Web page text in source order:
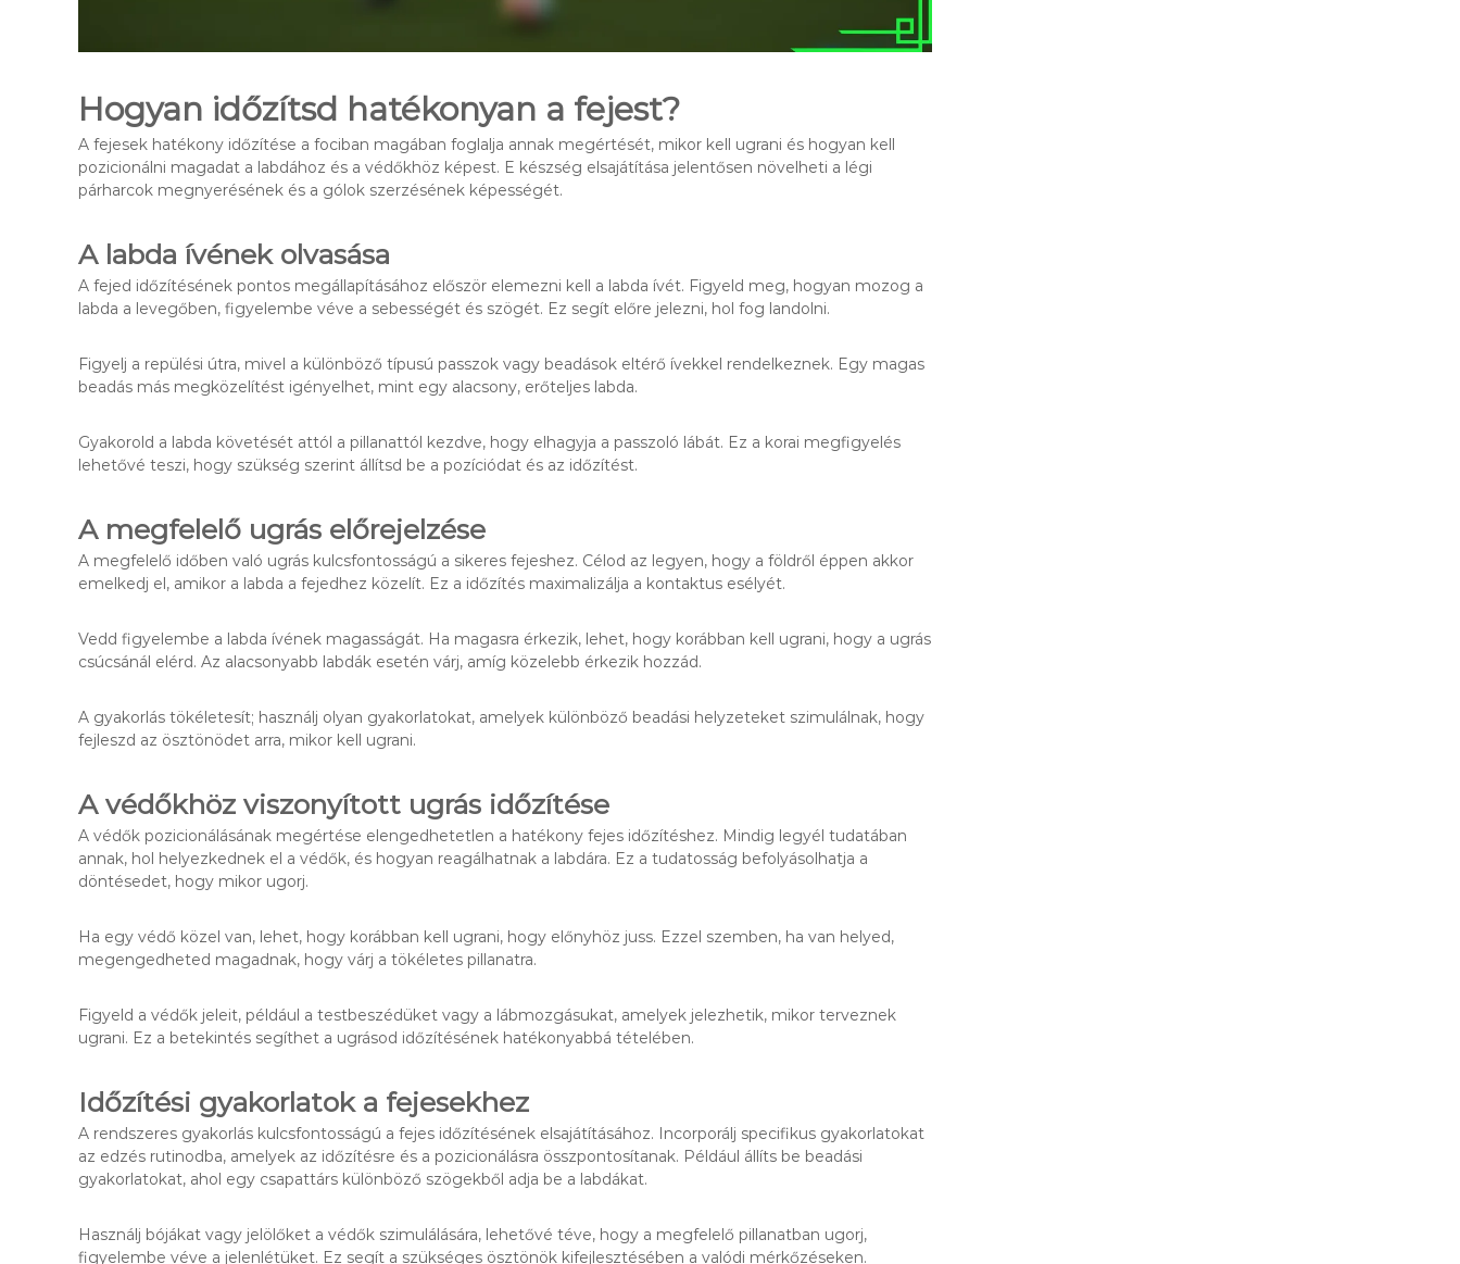
Hogyan időzítsd hatékonyan a fejest?
A fejesek hatékony időzítése a fociban magában foglalja annak megértését, mikor kell ugrani és hogyan kell
pozicionálni magadat a labdához és a védőkhöz képest. E készség elsajátítása jelentősen növelheti a légi
párharcok megnyerésének és a gólok szerzésének képességét.
A labda ívének olvasása
A fejed időzítésének pontos megállapításához először elemezni kell a labda ívét. Figyeld meg, hogyan mozog a
labda a levegőben, figyelembe véve a sebességét és szögét. Ez segít előre jelezni, hol fog landolni.
Figyelj a repülési útra, mivel a különböző típusú passzok vagy beadások eltérő ívekkel rendelkeznek. Egy magas
beadás más megközelítést igényelhet, mint egy alacsony, erőteljes labda.
Gyakorold a labda követését attól a pillanattól kezdve, hogy elhagyja a passzoló lábát. Ez a korai megfigyelés
lehetővé teszi, hogy szükség szerint állítsd be a pozíciódat és az időzítést.
A megfelelő ugrás előrejelzése
A megfelelő időben való ugrás kulcsfontosságú a sikeres fejeshez. Célod az legyen, hogy a földről éppen akkor
emelkedj el, amikor a labda a fejedhez közelít. Ez a időzítés maximalizálja a kontaktus esélyét.
Vedd figyelembe a labda ívének magasságát. Ha magasra érkezik, lehet, hogy korábban kell ugrani, hogy a ugrás
csúcsánál elérd. Az alacsonyabb labdák esetén várj, amíg közelebb érkezik hozzád.
A gyakorlás tökéletesít; használj olyan gyakorlatokat, amelyek különböző beadási helyzeteket szimulálnak, hogy
fejleszd az ösztönödet arra, mikor kell ugrani.
A védőkhöz viszonyított ugrás időzítése
A védők pozicionálásának megértése elengedhetetlen a hatékony fejes időzítéshez. Mindig legyél tudatában
annak, hol helyezkednek el a védők, és hogyan reagálhatnak a labdára. Ez a tudatosság befolyásolhatja a
döntésedet, hogy mikor ugorj.
Ha egy védő közel van, lehet, hogy korábban kell ugrani, hogy előnyhöz juss. Ezzel szemben, ha van helyed,
megengedheted magadnak, hogy várj a tökéletes pillanatra.
Figyeld a védők jeleit, például a testbeszédüket vagy a lábmozgásukat, amelyek jelezhetik, mikor terveznek
ugrani. Ez a betekintés segíthet a ugrásod időzítésének hatékonyabbá tételében.
Időzítési gyakorlatok a fejesekhez
A rendszeres gyakorlás kulcsfontosságú a fejes időzítésének elsajátításához. Incorporálj specifikus gyakorlatokat
az edzés rutinodba, amelyek az időzítésre és a pozicionálásra összpontosítanak. Például állíts be beadási
gyakorlatokat, ahol egy csapattárs különböző szögekből adja be a labdákat.
Használj bójákat vagy jelölőket a védők szimulálására, lehetővé téve, hogy a megfelelő pillanatban ugorj,
figyelembe véve a jelenlétüket. Ez segít a szükséges ösztönök kifejlesztésében a valódi mérkőzéseken.